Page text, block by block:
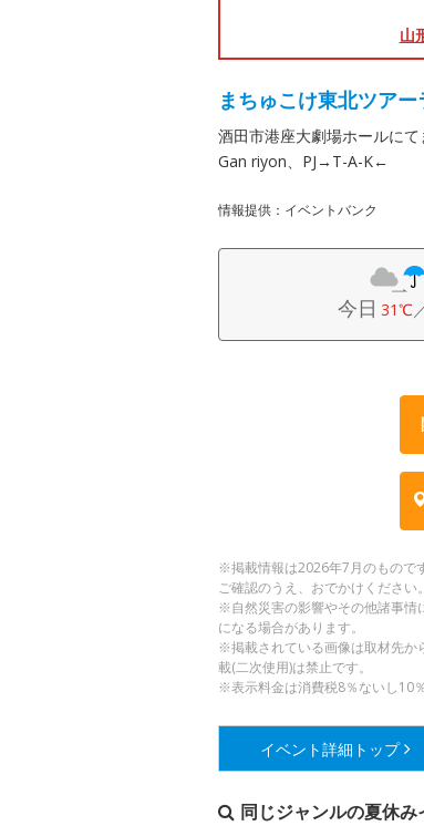
山
まちゅこけ東北ツアー
酒田市港座大劇場ホールに
Gan riyon、PJ→T-A-K←
情報提供：イベントバンク
今日 31℃
※掲載情報は2026年7月のもので
ご確認のうえ、おでかけください。
※自然災害の影響やその他諸事情
になる場合があります。
※掲載されている画像は取材先か
載(二次使用)は禁止です。
※表示料金は消費税8％ないし10
イベント詳細 トップ
同じジャンルの夏休み